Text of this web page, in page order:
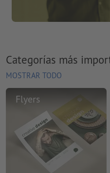
Categorías más
MOSTRAR TODO
Flyers